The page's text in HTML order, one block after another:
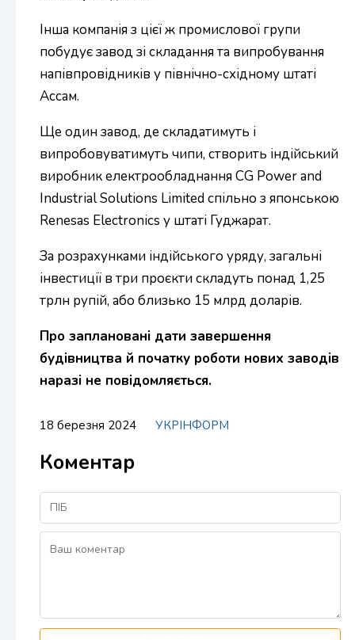
Інша компанія з цієї ж промислової групи
побудує завод зі складання та випробування
напівпровідників у північно-східному штаті
Ассам.
Ще один завод, де складатимуть і
випробовуватимуть чипи, створить індійський
виробник електрообладнання CG Power and
Industrial Solutions Limited спільно з японською
Renesas Electronics у штаті Гуджарат.
За розрахунками індійського уряду, загальні
інвестиції в три проєкти складуть понад 1,25
трлн рупій, або близько 15 млрд доларів.
Про заплановані дати завершення
будівництва й початку роботи нових заводів
наразі не повідомляється.
18 березня 2024 УКРІНФОРМ
Коментар